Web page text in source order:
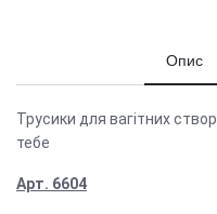
Опис
Трусики для вагітних
тебе
Арт. 6604